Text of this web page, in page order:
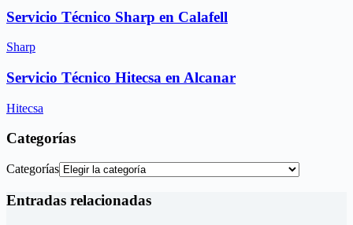
Servicio Técnico Sharp en Calafell
Sharp
Servicio Técnico Hitecsa en Alcanar
Hitecsa
Categorías
Categorías
Entradas relacionadas